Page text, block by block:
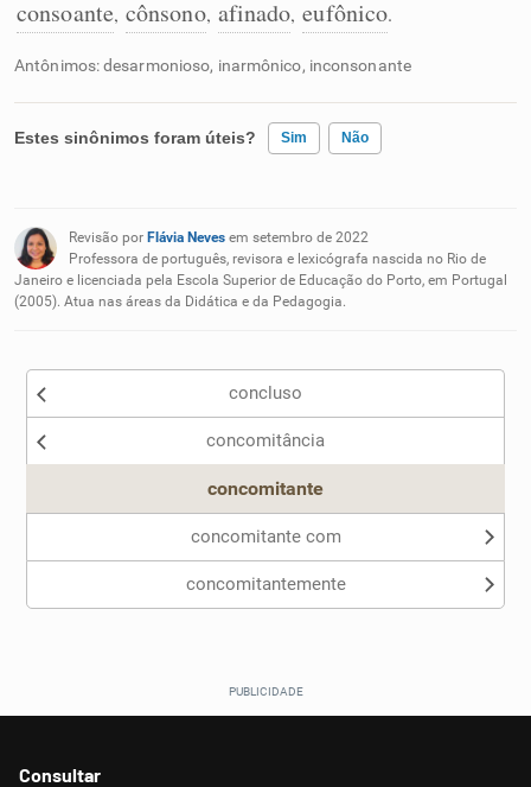
consoante, cônsono, afinado, eufônico.
Antônimos: desarmonioso, inarmônico, inconsonante
Estes sinônimos foram úteis? Sim Não
Nenhum dos sinônimos apresentados me ajudou
Outro
Revisão por Flávia Neves em setembro de 2022
Professora de português, revisora e lexicógrafa nascida no Rio de
Janeiro e licenciada pela Escola Superior de Educação do Porto, em Portugal
(2005). Atua nas áreas da Didática e da Pedagogia.
concluso
concomitância
concomitante
concomitante com
concomitantemente
Consultar